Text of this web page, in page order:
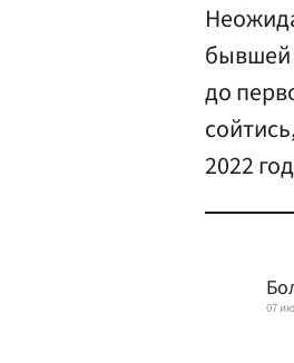
бывшей
до
2022
07